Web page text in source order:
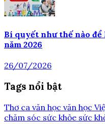
Bí quyết như thế nào
năm 2026
26/07/2026
Tags nổi bật
Thơ ca văn học văn học
chăm sóc sức khỏe sức